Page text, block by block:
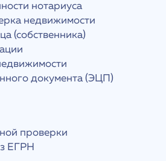
нотариуса
недвижимости
(собственника)
документа (ЭЦП)
проверки
ЕГРН